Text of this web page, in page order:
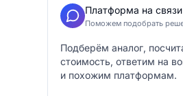
Платформа на связи
Поможем подобрать
Подберём аналог,
стоимость, ответим на
и похожим платформам.